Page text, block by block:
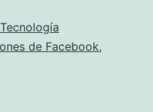
Tecnología
de Facebook,